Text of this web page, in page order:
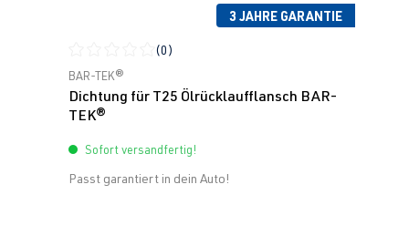
3 JAHRE GARANTIE
Durchschnittliche Bewertung von 0 von 5 Sternen
(0)
BAR-TEK®
Dichtung für T25 Ölrücklaufflansch BAR-
TEK®
Sofort versandfertig!
Passt garantiert in dein Auto!